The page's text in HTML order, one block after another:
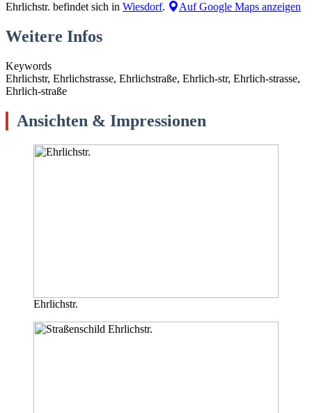
Ehrlichstr. befindet sich in Wiesdorf. Auf Google Maps anzeigen
Weitere Infos
Keywords
Ehrlichstr, Ehrlichstrasse, Ehrlichstraße, Ehrlich-str, Ehrlich-strasse,
Ehrlich-straße
Ansichten & Impressionen
Ehrlichstr.